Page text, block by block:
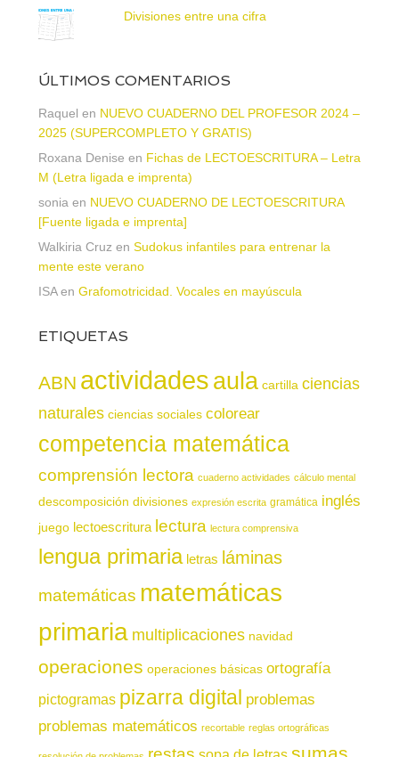
Divisiones entre una cifra
ÚLTIMOS COMENTARIOS
Raquel en NUEVO CUADERNO DEL PROFESOR 2024 –
2025 (SUPERCOMPLETO Y GRATIS)
Roxana Denise en Fichas de LECTOESCRITURA – Letra
M (Letra ligada e imprenta)
sonia en NUEVO CUADERNO DE LECTOESCRITURA
[Fuente ligada e imprenta]
Walkiria Cruz en Sudokus infantiles para entrenar la
mente este verano
ISAen Grafomotricidad. Vocales en mayúscula
ETIQUETAS
ABN actividadesaula cartilla ciencias
naturales ciencias sociales colorear
competencia matemática
comprensión lectora cuaderno actividades cálculo mental
descomposición divisiones expresión escrita gramática inglés
juego lectoescritura lectura lectura comprensiva
lengua primaria letras láminas
matemáticas matemáticas
primaria multiplicaciones navidad
operaciones operaciones básicas ortografía
pictogramas pizarra digital problemas
problemas matemáticos recortable reglas ortográficas